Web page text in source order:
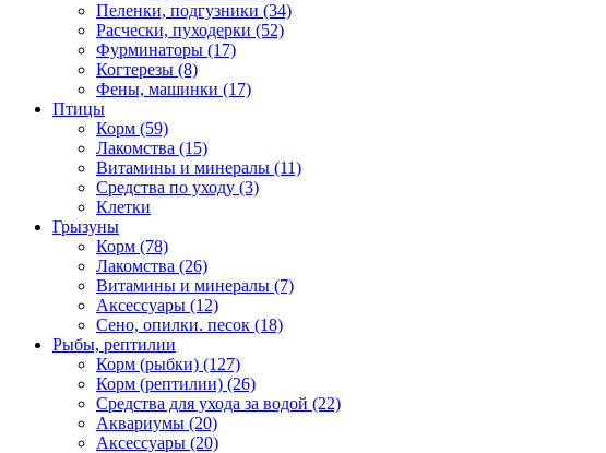
Пеленки, подгузники (34)
Расчески, пуходерки (52)
Фурминаторы (17)
Когтерезы (8)
Фены, машинки (17)
Птицы
Корм (59)
Лакомства (15)
Витамины и минералы (11)
Средства по уходу (3)
Клетки
Грызуны
Корм (78)
Лакомства (26)
Витамины и минералы (7)
Аксессуары (12)
Сено, опилки. песок (18)
Рыбы, рептилии
Корм (рыбки) (127)
Корм (рептилии) (26)
Средства для ухода за водой (22)
Аквариумы (20)
Аксессуары (20)